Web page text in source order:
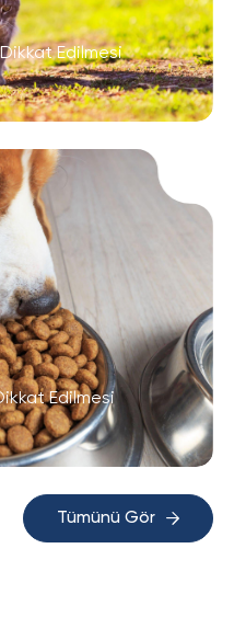
Edilmesi
Edilmesi
Tümünü Gör